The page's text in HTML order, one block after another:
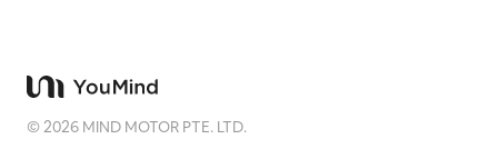
©2026 MIND MOTOR PTE. LTD.